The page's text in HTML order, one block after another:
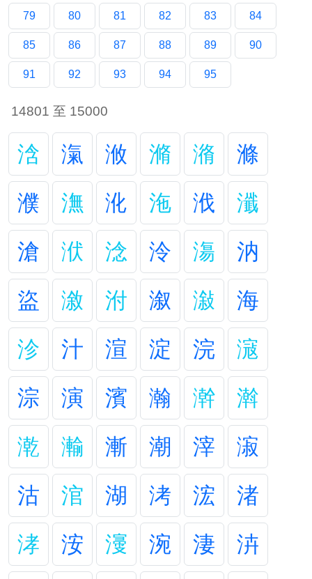
79 80 81 82 83 84
85 86 87 88 89 90
91 92 93 94 95
14801 至 15000
浛 滊 浟 滫 潃
滌
濮
潕 沎 沲 浌
瀸
滄
洑 淰 泠 漡
汭
盜
漵 泭 溆 潊
海
沴
汁 渲 淀 浣
滱
淙
演 濱 瀚 澣
濣
漧
瀭 漸 潮 滓
漃
沽
涫 湖 洘 浤
渚
涍
洝 濅 涴 淒
泋